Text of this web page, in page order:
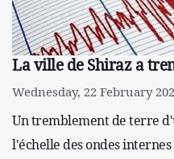
La ville de Shiraz a
Wednesday, 22 February
Un tremblement de terre
l'échelle des ondes